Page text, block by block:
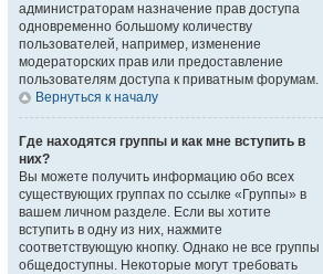
администраторам назначение прав доступа
одновременно большому количеству
пользователей, например, изменение
модераторских прав или предоставление
пользователям доступа к приватным форумам.
Вернуться к началу
Где находятся группы и как мне вступить в
них?
Вы можете получить информацию обо всех
существующих группах по ссылке «Группы» в
вашем личном разделе. Если вы хотите
вступить в одну из них, нажмите
соответствующую кнопку. Однако не все группы
общедоступны. Некоторые могут требовать